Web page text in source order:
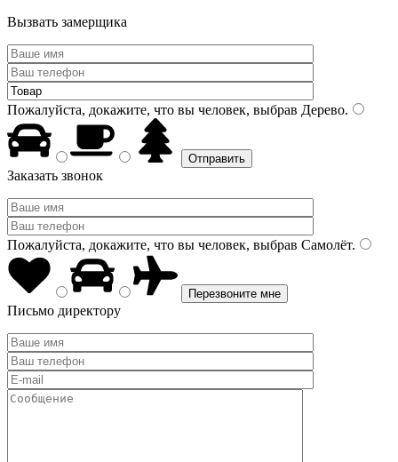
Вызвать замерщика
Пожалуйста, докажите, что вы человек, выбрав Дерево.
Заказать звонок
Пожалуйста, докажите, что вы человек, выбрав Самолёт.
Письмо директору